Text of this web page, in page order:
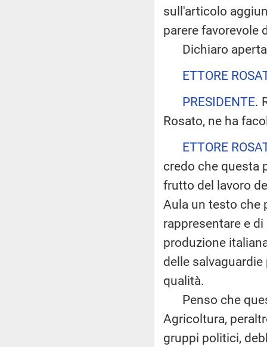
sull'articolo
parere favorevole
Dichiaro aperta
ETTORE
PRESIDENTE.
Rosato, ne ha
ETTORE
credo che questa
frutto del lavoro
Aula un testo che
rappresentare e
produzione
delle
qualità.
Penso che
Agricoltura,
gruppi politici,